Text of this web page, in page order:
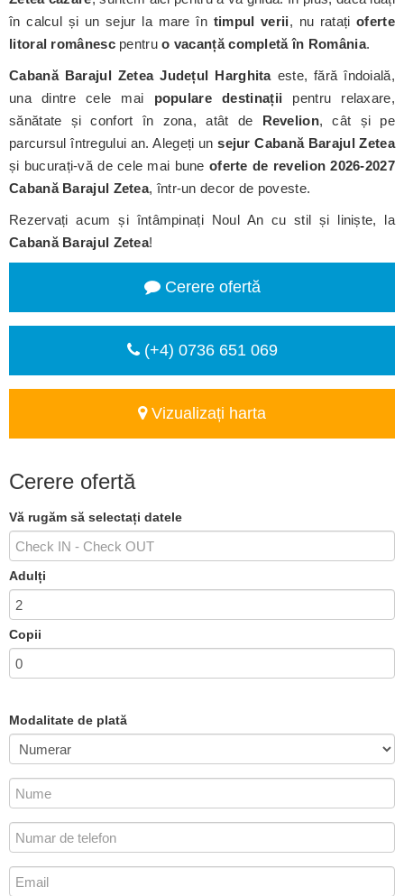
în calcul și un sejur la mare în timpul verii, nu ratațioferte
litoral românescpentruo vacanță completă în România.
Cabană Barajul Zetea Județul Harghitaeste, fără îndoială,
una dintre cele mai populare destinații pentru relaxare,
sănătate și confort în zona, atât de Revelion, cât și pe
parcursul întregului an. Alegeți unsejur Cabană Barajul Zetea
și bucurați-vă de cele mai bune oferte de revelion 2026-2027
Cabană Barajul Zetea, într-un decor de poveste.
Rezervați acum și întâmpinați Noul An cu stil și liniște, la
Cabană Barajul Zetea!
Cerere ofertă
(+4) 0736 651 069
Vizualizați harta
Cerere ofertă
Vă rugăm să selectați datele
Adulți
Copii
Modalitate de plată